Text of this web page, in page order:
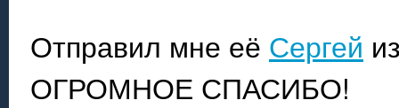
Отправил мне её Сергей
ОГРОМНОЕ СПАСИБО!